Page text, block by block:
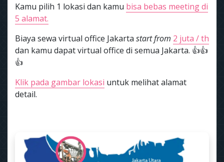
Kamu pilih 1 lokasi dan kamu bisa bebas meeting di
5 alamat.
Biaya sewa virtual office Jakarta start from 2 juta / th
dan kamu dapat virtual office di semua Jakarta. 👍👍
👍
Klik pada gambar lokasi untuk melihat alamat
detail.